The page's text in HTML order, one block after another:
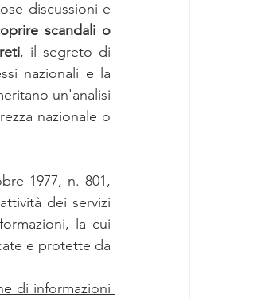
discussioni e
scandali o
, il segreto di
nazionali e la
un'analisi
nazionale o
1977, n. 801,
dei servizi
la cui
e protette da
di informazioni